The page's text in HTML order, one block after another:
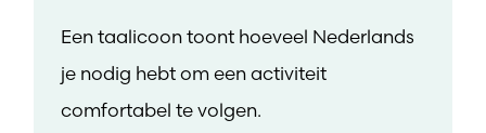
Een taalicoon toont hoeveel Nederlands
je nodig hebt om een activiteit
comfortabel te volgen.